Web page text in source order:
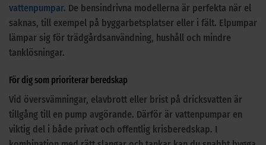
vattenpumpar. De bensindrivna modellerna är perfekta när el
saknas, till exempel på byggarbetsplatser eller i fält. Elpumpar
lämpar sig för trädgårdsanvändning, hushåll och mindre
tanklösningar.
För dig som prioriterar beredskap
Vid översvämningar, elavbrott eller brist på dricksvatten är
tillgång till en pump avgörande. Därför är vattenpumpar en
viktig del i både privat och offentlig krisberedskap. I